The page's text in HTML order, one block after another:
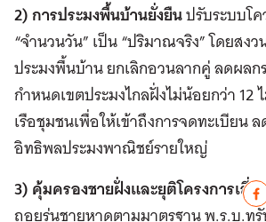
2) การประมงพื้นบ้านยั่งยืนปรับระบบโ
“จำนวนวัน” เป็น “ปริมาณจริง” โดยสง
ประมงพื้นบ้าน ยกเลิกอวนลากคู่ ลดผลก
กำหนดเขตประมงไกลฝั่งไม่น้อยกว่า 12
เรือชุมชนเพื่อให้เข้าถึงการจดทะเบียน
อิทธิพลประมงพาณิชย์รายใหญ่
3) คุ้มครองชายฝั่งและยุติโครงการเสี่ย
ถอยร่นชายหาดตามมาตรฐาน พ.ร.บ.ทรั